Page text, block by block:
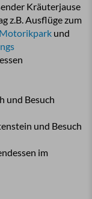
Kräuterjause
z.B. Ausflüge zum
Motorikpark und
und Besuch
und Besuch
im